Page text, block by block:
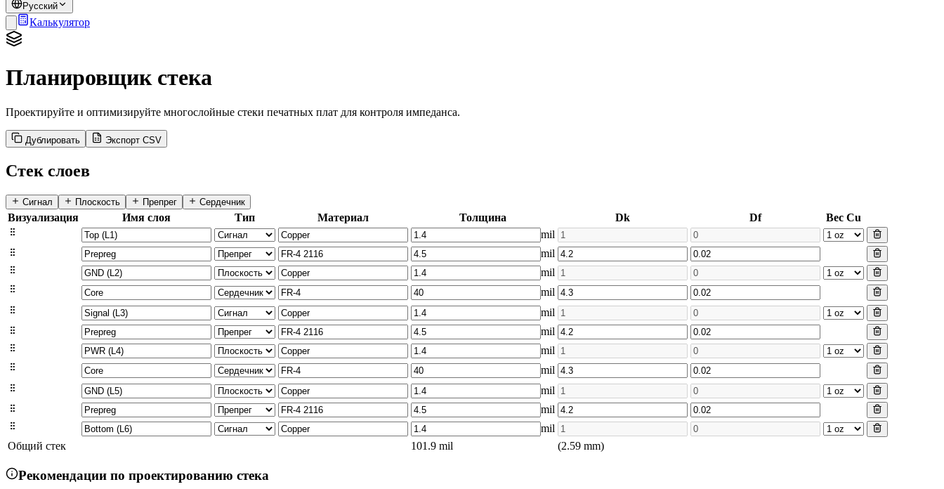
Русский
Калькулятор
Планировщик стека
Проектируйте и оптимизируйте многослойные стеки печатных плат для контроля импеданса.
Дублировать Экспорт CSV
Стек слоев
Сигнал Плоскость Препрег Сердечник
Визуализация Имя слоя Тип Материал Толщина Dk Df
Вес Cu
mil
mil
mil
mil
mil
mil
mil
mil
mil
mil
mil
Общий стек
101.9 mil (2.59 mm)
Рекомендации по проектированию стека